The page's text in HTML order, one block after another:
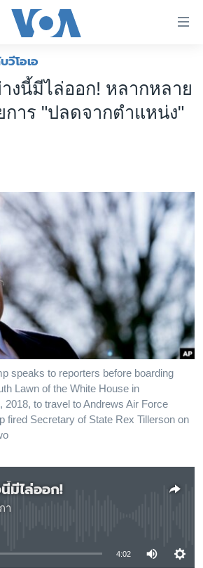
วีโอเอ
งนี้มีไล่ออก! หลากหลาย
าร "ปลดจากตำแหน่ง"
speaks to reporters before boarding
Lawn of the White House in
2018, to travel to Andrews Air Force
fired Secretary of State Rex Tillerson on
นี้มีไล่ออก!
า
source currently available
4:02